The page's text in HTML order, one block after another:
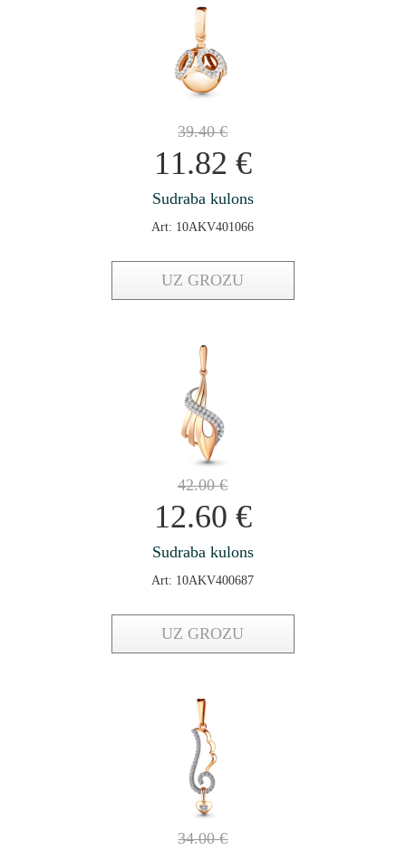
39.40€
11.82 €
Sudraba kulons
Art: 10AKV401066
UZ GROZU
42.00€
12.60 €
Sudraba kulons
Art: 10AKV400687
UZ GROZU
34.00€